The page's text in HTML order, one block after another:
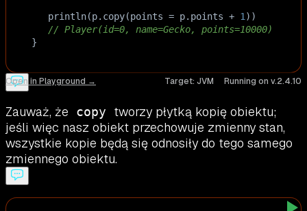
println(p. copy(points = p. points + 1 ))
// Player(id=0, name=Gecko, points=10000)
}
Open in Playground → Target: JVM Running on v.2.4.10
Zauważ, że copy
tworzy płytką kopię obiektu;
jeśli więc nasz obiekt przechowuje zmienny stan,
wszystkie kopie będą się odnosiły do tego samego
zmiennego obiektu.